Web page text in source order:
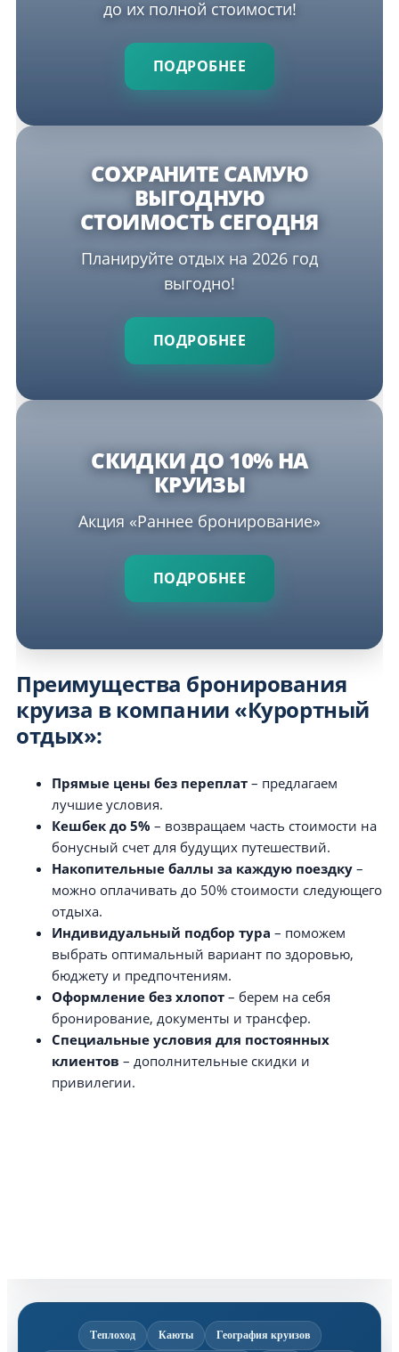
до их полной стоимости!
ПОДРОБНЕЕ
СОХРАНИТЕ САМУЮ
ВЫГОДНУЮ
СТОИМОСТЬ СЕГОДНЯ
Планируйте отдых на 2026 год
выгодно!
ПОДРОБНЕЕ
СКИДКИ ДО 10% НА
КРУИЗЫ
Акция «Раннее бронирование»
ПОДРОБНЕЕ
Преимущества бронирования
круиза в компании «Курортный
отдых»:
Прямые цены без переплат – предлагаем
лучшие условия.
Кешбек до 5% – возвращаем часть стоимости на
бонусный счет для будущих путешествий.
Накопительные баллы за каждую поездку –
можно оплачивать до 50% стоимости следующего
отдыха.
Индивидуальный подбор тура – поможем
выбрать оптимальный вариант по здоровью,
бюджету и предпочтениям.
Оформление без хлопот – берем на себя
бронирование, документы и трансфер.
Специальные условия для постоянных
клиентов – дополнительные скидки и
привилегии.
Теплоход Каюты География круизов